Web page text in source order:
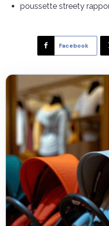
poussette streety
Facebook